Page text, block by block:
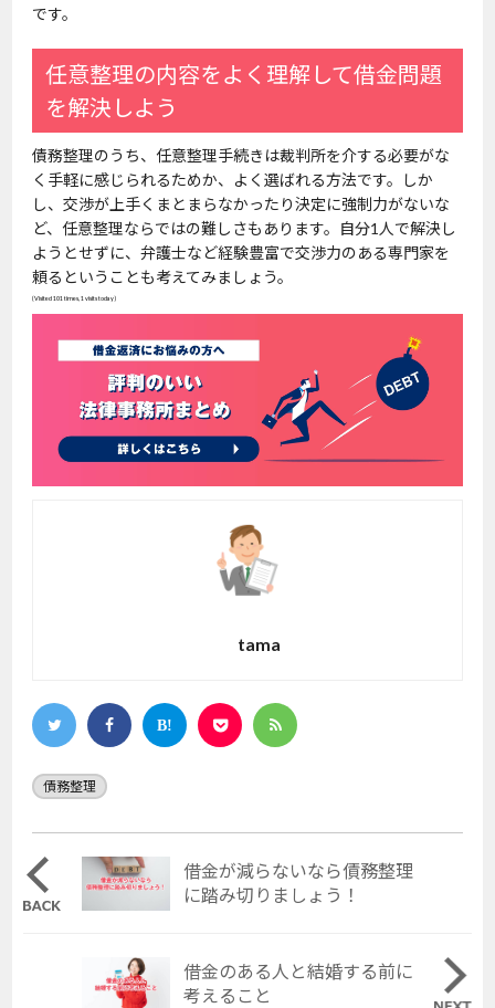
です。
任意整理の内容をよく理解して借金問題
を解決しよう
債務整理のうち、任意整理手続きは裁判所を介する必要がな
く手軽に感じられるためか、よく選ばれる方法です。しか
し、交渉が上手くまとまらなかったり決定に強制力がないな
ど、任意整理ならではの難しさもあります。自分1人で解決し
ようとせずに、弁護士など経験豊富で交渉力のある専門家を
頼るということも考えてみましょう。
(Visited 101 times, 1 visits today)
tama
債務整理
借金が減らないなら債務整理
に踏み切りましょう！
借金のある人と結婚する前に
考えること